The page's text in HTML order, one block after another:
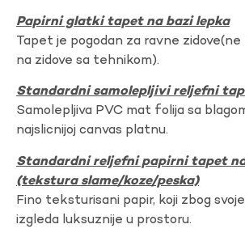
Papirni glatki tapet na bazi lepka
Tapet je pogodan za ravne
na zidove sa tehnikom).
Standardni samolepljivi reljefni
Samolepljiva PVC mat folija sa
najslicnijoj canvas platnu.
Standardni reljefni papirni tapet
(tekstura slame/koze/peska)
Fino teksturisani papir, koji zbog
izgleda luksuznije u prostoru.